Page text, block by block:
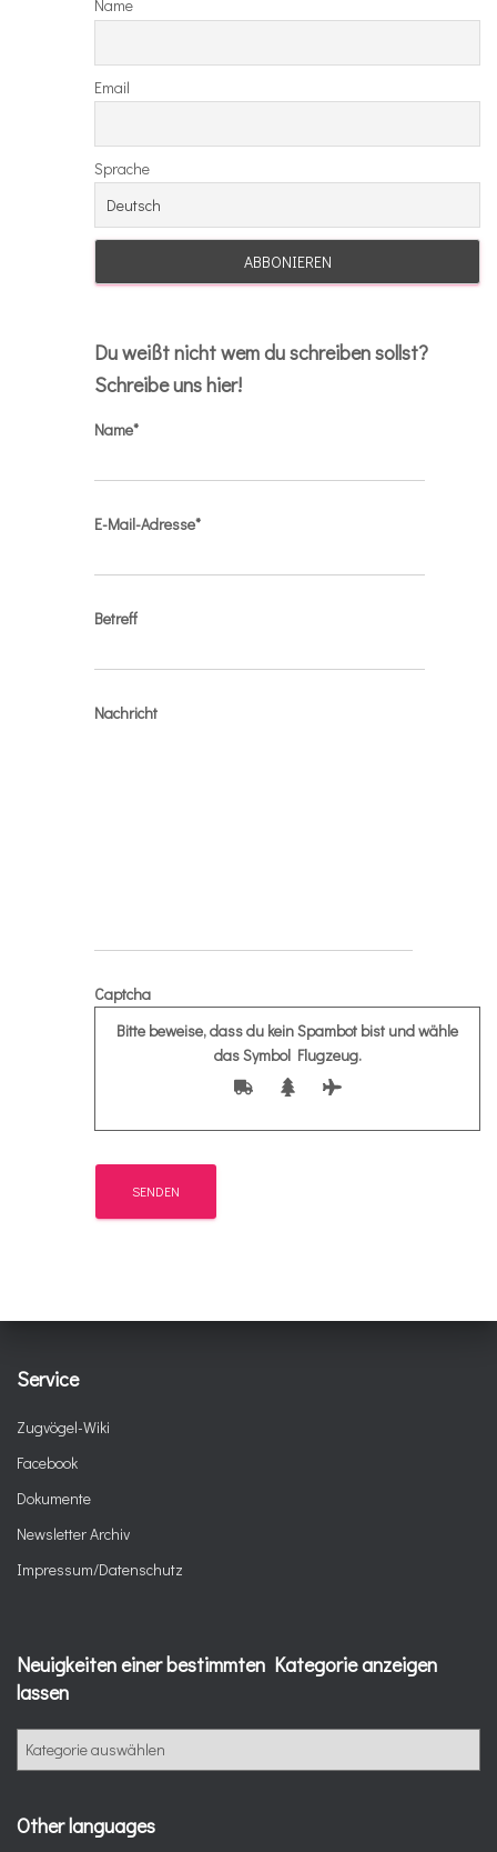
Name
Email
Sprache
Du weißt nicht wem du schreiben sollst?
Schreibe uns hier!
Name*
E-Mail-Adresse*
Betreff
Nachricht
Captcha
Bitte beweise, dass du kein Spambot bist und wähle
das SymbolFlugzeug.
Service
Zugvögel-Wiki
Facebook
Dokumente
Newsletter Archiv
Impressum/Datenschutz
Neuigkeiten einer bestimmten Kategorie anzeigen
lassen
Other languages